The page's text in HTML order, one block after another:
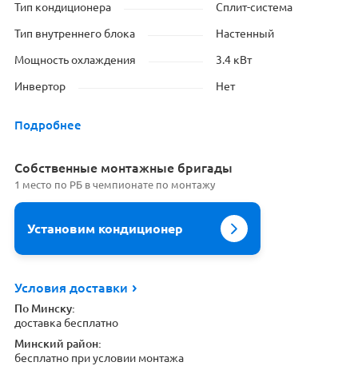
Тип кондиционера Сплит-система
Тип внутреннего блока Настенный
Мощность охлаждения 3.4 кВт
Инвертор Нет
Подробнее
Cобственные монтажные бригады
1 место по РБ в чемпионате по монтажу
Установим кондиционер
Условия доставки
По Минску:
доставка бесплатно
Минский район:
бесплатно при условии монтажа